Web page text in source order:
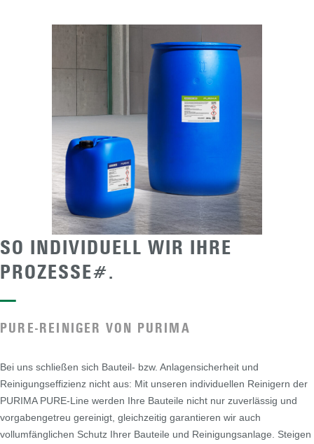
SO INDIVIDUELL WIR IHRE
PROZESSE#.
—
PURE-REINIGER VON PURIMA
Bei uns schließen sich Bauteil- bzw. Anlagensicherheit und
Reinigungseffizienz nicht aus: Mit unseren individuellen Reinigern der
PURIMA PURE-Line werden Ihre Bauteile nicht nur zuverlässig und
vorgabengetreu gereinigt, gleichzeitig garantieren wir auch
vollumfänglichen Schutz Ihrer Bauteile und Reinigungsanlage. Steigen